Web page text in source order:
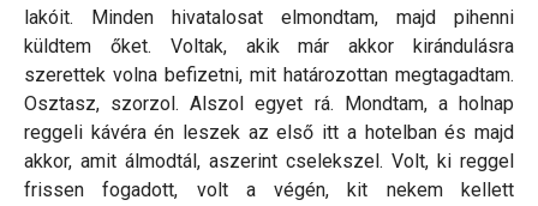
lakóit. Minden hivatalosat elmondtam, majd pihenni
küldtem őket. Voltak, akik már akkor kirándulásra
szerettek volna befizetni, mit határozottan megtagadtam.
Osztasz, szorzol. Alszol egyet rá. Mondtam, a holnap
reggeli kávéra én leszek az első itt a hotelban és majd
akkor, amit álmodtál, aszerint cselekszel. Volt, ki reggel
frissen fogadott, volt a végén, kit nekem kellett